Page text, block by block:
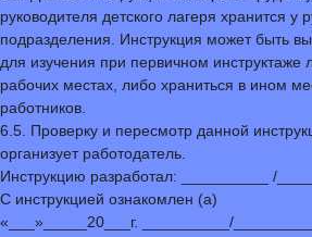
руководителя детского лагеря хранится у
подразделения. Инструкция может быть
для изучения при первичном
рабочих местах, либо храниться в ином
работников.
6.5. Проверку и пересмотр данной
организует работодатель.
Инструкцию разработал: __________ /
С инструкцией ознакомлен (а)
«___»_____20___г. __________/